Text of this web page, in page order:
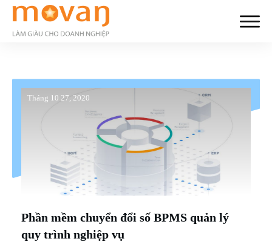
Tháng 10 27, 2020
Phần mềm chuyển đổi số BPMS quản lý
quy trình nghiệp vụ